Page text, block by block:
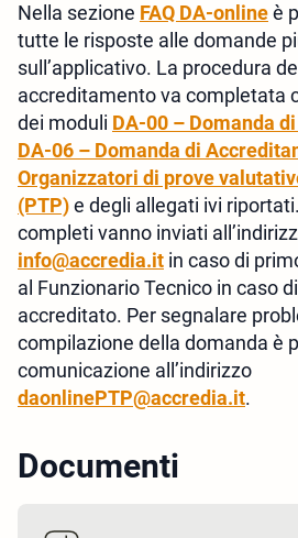
Nella sezione FAQ DA-onlineè
tutte le risposte alle domande
sull’applicativo. La procedura
accreditamento va completata
dei moduli DA-00 – Domanda
DA-06 – Domanda di
Organizzatori di prove
(PTP)e degli allegati ivi
completi vanno inviati
info@accredia.it in caso di
al Funzionario Tecnico in caso
accreditato. Per segnalare
compilazione della domanda è
comunicazione all’indirizzo
daonlinePTP@accredia.it.
Documenti